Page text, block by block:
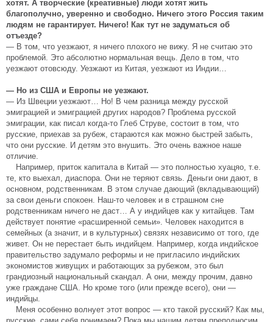
хотят. А творческие (креативные) люди хотят жить
благополучно, уверенно и свободно. Ничего этого Россия таким
людям не гарантирует. Ничего! Как тут не задуматься об
отъезде?
— В том, что уезжают, я ничего плохого не вижу. Я не считаю это
проблемой. Это абсолютно нормальная вещь. Дело в том, что
уезжают отовсюду. Уезжают из Китая, уезжают из Индии…
— Но из США и Европы не уезжают.
— Из Швеции уезжают… Но! В чем разница между русской
эмиграцией и эмиграцией других народов? Проблема русской
эмиграции, как писал когда-то Глеб Струве, состоит в том, что
русские, приехав за рубеж, стараются как можно быстрей забыть,
что они русские. И детям это внушить. Это очень важное наше
отличие.
Например, приток капитала в Китай — это полностью хуацяо, т.е.
те, кто выехал, диаспора. Они не теряют связь. Деньги они дают, в
основном, родственникам. В этом случае дающий (вкладывающий)
за свои деньги спокоен. Наш-то человек и в страшном сне
родственникам ничего не даст… А у индийцев как у китайцев. Там
действует понятие «расширенной семьи». Человек находится в
семейных (а значит, и в культурных) связях независимо от того, где
живет. Он не перестает быть индийцем. Например, когда индийское
правительство задумало реформы и не пригласило индийских
экономистов живущих и работающих за рубежом, это был
грандиозный национальный скандал. А они, между прочим, давно
уже граждане США. Но кроме того (или прежде всего), они —
индийцы.
Меня особенно волнует этот вопрос — кто такой русский? Как мы,